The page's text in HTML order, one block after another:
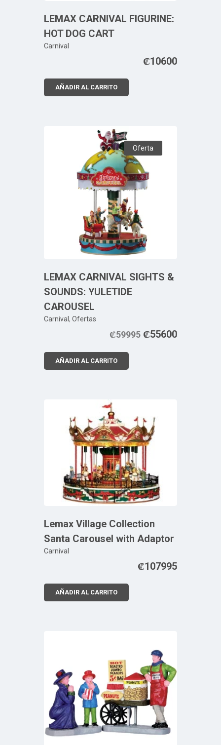
LEMAX CARNIVAL FIGURINE:
HOT DOG CART
Carnival
₡10600
AÑADIR AL CARRITO
Oferta
LEMAX CARNIVAL SIGHTS &
SOUNDS: YULETIDE
CAROUSEL
Carnival , Ofertas
₡59995 ₡55600
AÑADIR AL CARRITO
Lemax Village Collection
Santa Carousel with Adaptor
Carnival
₡107995
AÑADIR AL CARRITO